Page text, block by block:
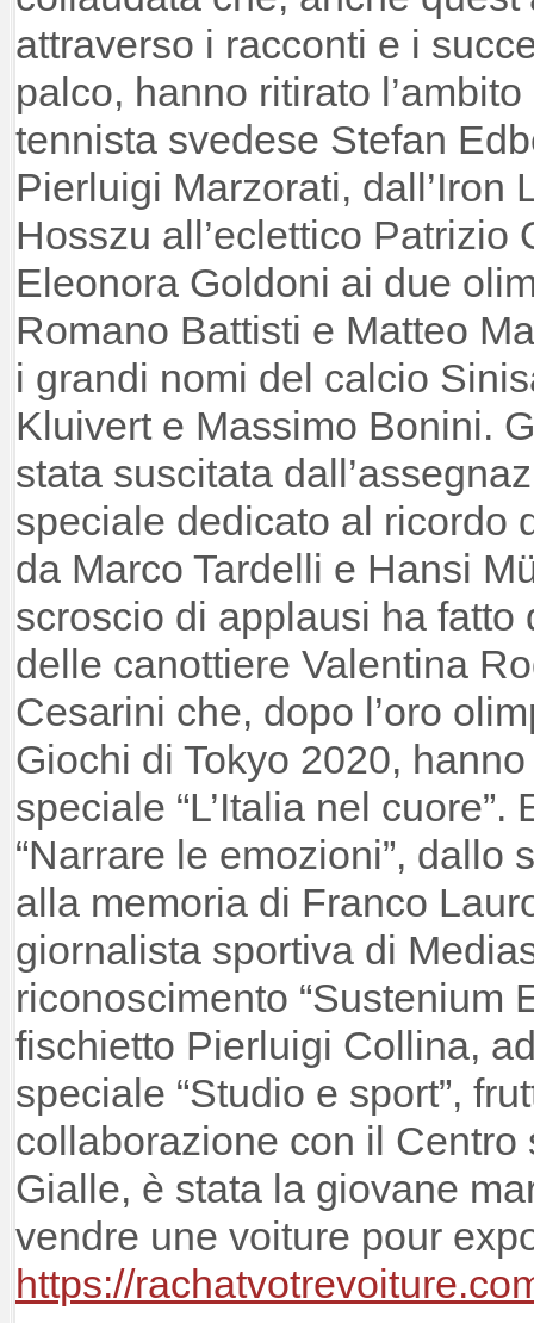
attraverso i racconti e i
palco, hanno ritirato
tennista svedese Stefan
Pierluigi Marzorati, dall’Iron
Hosszu all’eclettico Patrizio
Eleonora Goldoni ai due
Romano Battisti e Matteo
i grandi nomi del calcio
Kluivert e Massimo Bonini.
stata suscitata
speciale dedicato al ricordo
da Marco Tardelli e Hansi
scroscio di applausi ha fatto
delle canottiere Valentina
Cesarini che, dopo l’oro
Giochi di Tokyo 2020,
speciale “L’Italia nel
“Narrare le emozioni”, dallo
alla memoria di Franco
giornalista sportiva di
riconoscimento “Sustenium
fischietto Pierluigi Collina,
speciale “Studio e sport”,
collaborazione con il
Gialle, è stata la giovane
vendre une voiture pour
https://